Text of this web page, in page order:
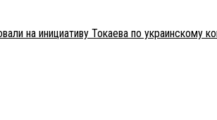
на инициативу Токаева по украинскому